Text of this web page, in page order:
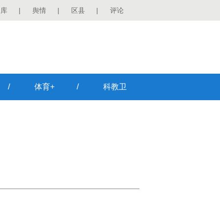
| 舆情 | 区县 | 评论
/ 体育+ / 科教卫